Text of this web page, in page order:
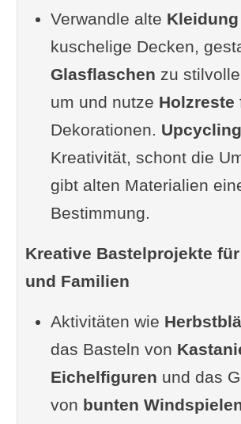
Kerzenhalter
Vorteil
Videotipps
DIY Hochbeet-
kalte Jahreszeit
Materialien und
Anleitung
Vorteile
Videoanleitungen
Vogelhäuser und
selber bauen
Materialien für ein
Anleitung für ein
Vogelhaus
Verwandle alte Kleidung
kuschelige Decken,
Glasflaschen zu
um und nutze Holzreste
Dekorationen. Upcycling
Kreativität, schont die
gibt alten Materialien
Bestimmung.
Kreative Bastelprojekte
und Familien
Aktivitäten wie
das Basteln von
Eichelfiguren und das
von bunten